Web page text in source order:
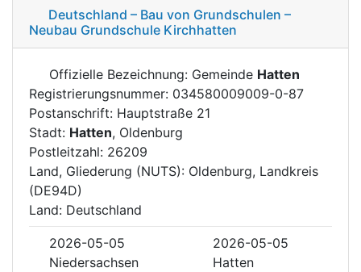
Deutschland – Bau von Grundschulen –
Neubau Grundschule Kirchhatten
Offizielle Bezeichnung: Gemeinde Hatten
Registrierungsnummer: 034580009009-0-87
Postanschrift: Hauptstraße 21
Stadt: Hatten, Oldenburg
Postleitzahl: 26209
Land, Gliederung (NUTS): Oldenburg, Landkreis
(DE94D)
Land: Deutschland
2026-05-05
2026-05-05
Niedersachsen
Hatten